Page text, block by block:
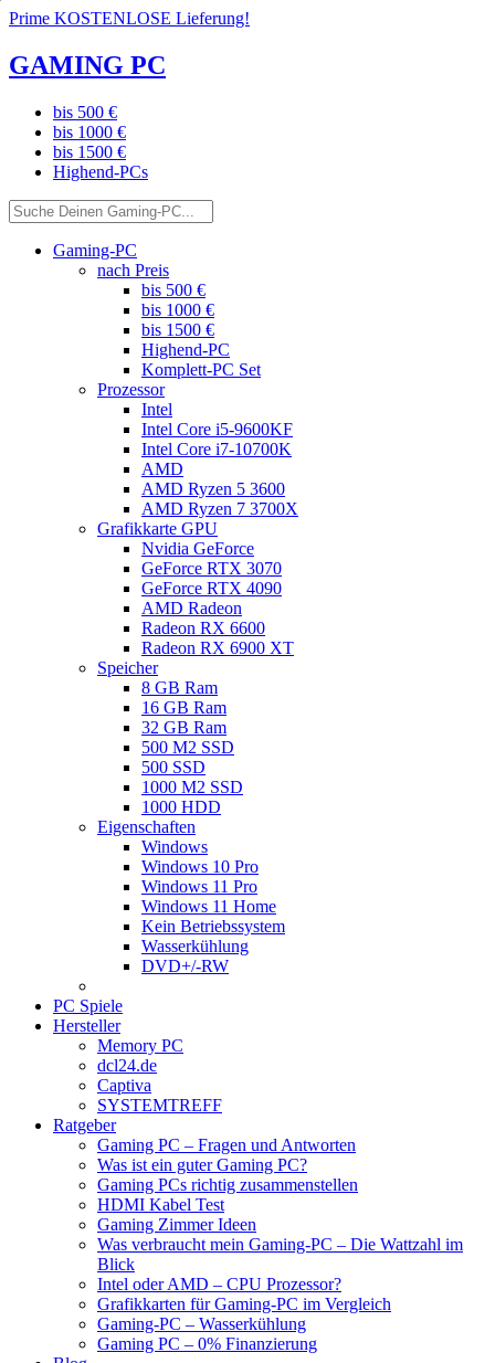
Prime KOSTENLOSE Lieferung!
GAMING PC
bis 500 €
bis 1000 €
bis 1500 €
Highend-PCs
Gaming-PC
nach Preis
bis 500 €
bis 1000 €
bis 1500 €
Highend-PC
Komplett-PC Set
Prozessor
Intel
Intel Core i5-9600KF
Intel Core i7-10700K
AMD
AMD Ryzen 5 3600
AMD Ryzen 7 3700X
Grafikkarte GPU
Nvidia GeForce
GeForce RTX 3070
GeForce RTX 4090
AMD Radeon
Radeon RX 6600
Radeon RX 6900 XT
Speicher
8 GB Ram
16 GB Ram
32 GB Ram
500 M2 SSD
500 SSD
1000 M2 SSD
1000 HDD
Eigenschaften
Windows
Windows 10 Pro
Windows 11 Pro
Windows 11 Home
Kein Betriebssystem
Wasserkühlung
DVD+/-RW
PC Spiele
Hersteller
Memory PC
dcl24.de
Captiva
SYSTEMTREFF
Ratgeber
Gaming PC – Fragen und Antworten
Was ist ein guter Gaming PC?
Gaming PCs richtig zusammenstellen
HDMI Kabel Test
Gaming Zimmer Ideen
Was verbraucht mein Gaming-PC – Die Wattzahl im
Blick
Intel oder AMD – CPU Prozessor?
Grafikkarten für Gaming-PC im Vergleich
Gaming-PC – Wasserkühlung
Gaming PC – 0% Finanzierung